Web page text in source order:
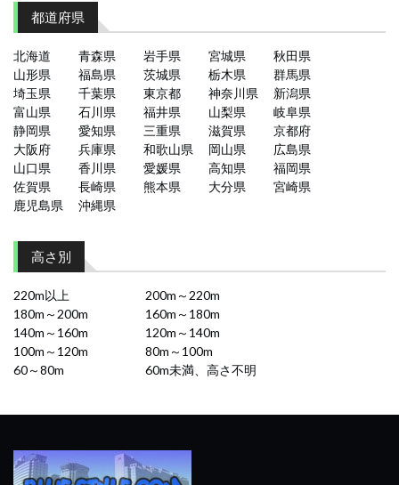
都道府県
北海道 青森県 岩手県 宮城県
秋田県
山形県
福島県 茨城県 栃木県
群馬県
埼玉県
千葉県 東京都 神奈川県
新潟県
富山県
石川県 福井県 山梨県
岐阜県
静岡県
愛知県 三重県 滋賀県
京都府
大阪府
兵庫県 和歌山県 岡山県
広島県
山口県
香川県 愛媛県 高知県
福岡県
佐賀県
長崎県 熊本県 大分県
宮崎県
鹿児島県
沖縄県
高さ別
220m以上
200m～220m
180m～200m
160m～180m
140m～160m
120m～140m
100m～120m
80m～100m
60～80m
60m未満、高さ不明